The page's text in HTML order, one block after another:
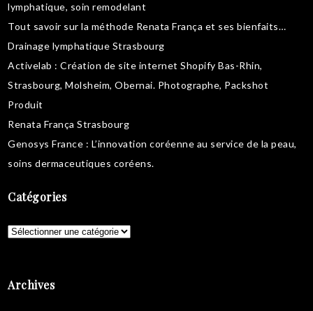
lymphatique, soin remodelant
Tout savoir sur la méthode Renata França et ses bienfaits…
Drainage lymphatique Strasbourg
Activelab : Création de site internet Shopify Bas-Rhin,
Strasbourg, Molsheim, Obernai. Photographe, Packshot
Produit
Renata França Strasbourg
Genosys France : L’innovation coréenne au service de la peau,
soins dermaceutiques coréens.
Catégories
Catégories
Archives